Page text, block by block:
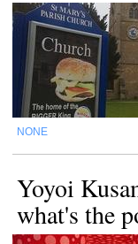
NONE
Yoyoi
what's the